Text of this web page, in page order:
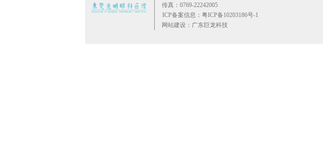
传真：0769-22242005
ICP备案信息：粤ICP备10203186号-1
网站建设：广东巨龙科技